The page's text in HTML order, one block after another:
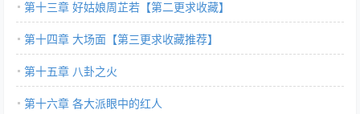
第十三章 好姑娘周芷若【第二更求收藏】
第十四章 大场面【第三更求收藏推荐】
第十五章 八卦之火
第十六章 各大派眼中的红人